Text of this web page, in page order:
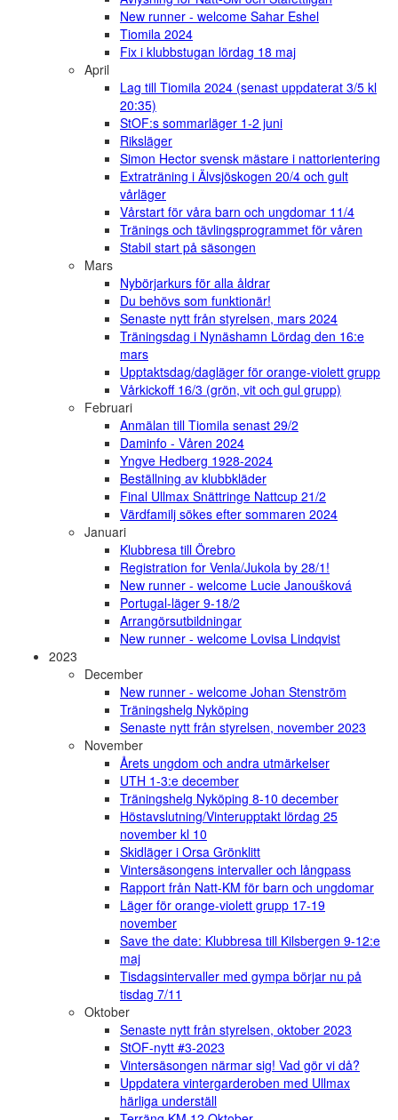
New runner - welcome Sahar Eshel
Tiomila 2024
Fix i klubbstugan lördag 18 maj
April
Lag till Tiomila 2024 (senast uppdaterat 3/5 kl
20:35)
StOF:s sommarläger 1-2 juni
Riksläger
Simon Hector svensk mästare i nattorientering
Extraträning i Älvsjöskogen 20/4 och gult
vårläger
Vårstart för våra barn och ungdomar 11/4
Tränings och tävlingsprogrammet för våren
Stabil start på säsongen
Mars
Nybörjarkurs för alla åldrar
Du behövs som funktionär!
Senaste nytt från styrelsen, mars 2024
Träningsdag i Nynäshamn Lördag den 16:e
mars
Upptaktsdag/dagläger för orange-violett grupp
Vårkickoff 16/3 (grön, vit och gul grupp)
Februari
Anmälan till Tiomila senast 29/2
Daminfo - Våren 2024
Yngve Hedberg 1928-2024
Beställning av klubbkläder
Final Ullmax Snättringe Nattcup 21/2
Värdfamilj sökes efter sommaren 2024
Januari
Klubbresa till Örebro
Registration for Venla/Jukola by 28/1!
New runner - welcome Lucie Janoušková
Portugal-läger 9-18/2
Arrangörsutbildningar
New runner - welcome Lovisa Lindqvist
2023
December
New runner - welcome Johan Stenström
Träningshelg Nyköping
Senaste nytt från styrelsen, november 2023
November
Årets ungdom och andra utmärkelser
UTH 1-3:e december
Träningshelg Nyköping 8-10 december
Höstavslutning/Vinterupptakt lördag 25
november kl 10
Skidläger i Orsa Grönklitt
Vintersäsongens intervaller och långpass
Rapport från Natt-KM för barn och ungdomar
Läger för orange-violett grupp 17-19
november
Save the date: Klubbresa till Kilsbergen 9-12:e
maj
Tisdagsintervaller med gympa börjar nu på
tisdag 7/11
Oktober
Senaste nytt från styrelsen, oktober 2023
StOF-nytt #3-2023
Vintersäsongen närmar sig! Vad gör vi då?
Uppdatera vintergarderoben med Ullmax
härliga underställ